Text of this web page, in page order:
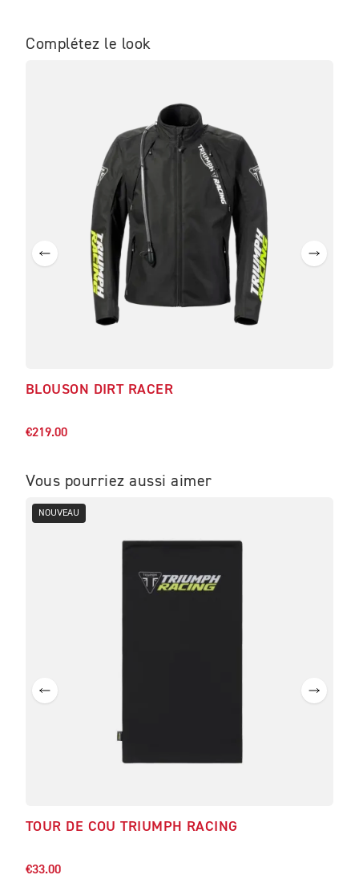
Complétez le look
BLOUSON DIRT RACER
€219.00
Vous pourriez aussi aimer
NOUVEAU
TOUR DE COU TRIUMPH RACING
€33.00